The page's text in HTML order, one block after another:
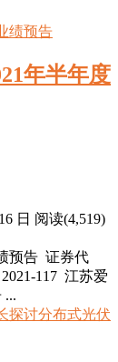
年半年度
日 阅读(4,519)
预告 证券代
117 江苏爱
...